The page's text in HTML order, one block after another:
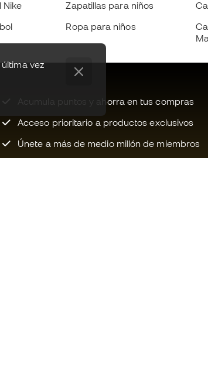
vez
Nike
Zapatillas para niños
Ropa para niños
Acumula puntos y ahorra en tus compras
Acceso prioritario a productos exclusivos
Únete a más de medio millón de miembros